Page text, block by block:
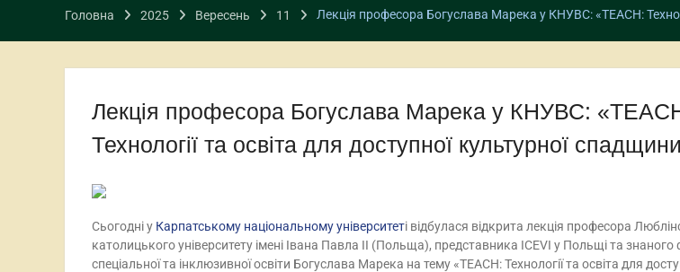
Головна 2025 Вересень 11 Лекція професора Богуслава Марека у КНУВС: «TEACH:
Лекція професора Богуслава Марека у КНУВС:
Технології та освіта для доступної культурної
Сьогодні у Карпатському національному університеті відбулася відкрита лекція професора
католицького університету імені Івана Павла ІІ (Польща), представника ICEVI у Польщі та знаного
спеціальної та інклюзивної освіти Богуслава Марека на тему «TEACH: Технології та освіта для